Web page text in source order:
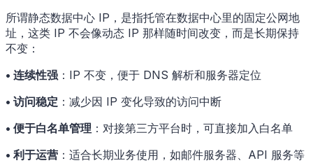
所谓静态数据中心 IP，是指托管在数据中心里的固定公网地
址，这类 IP 不会像动态 IP 那样随时间改变，而是长期保持
不变：
• 连续性强 ：IP 不变，便于 DNS 解析和服务器定位
• 访问稳定 ：减少因 IP 变化导致的访问中断
• 便于白名单管理 ：对接第三方平台时，可直接加入白名单
• 利于运营 ：适合长期业务使用，如邮件服务器、API 服务等